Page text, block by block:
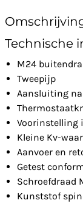
Technische
M24
Tweepijp
Aansluiting
Voorinstelling
Kleine Kv-
Aanvoer en
Getest
Schroefdraad
Kunststof